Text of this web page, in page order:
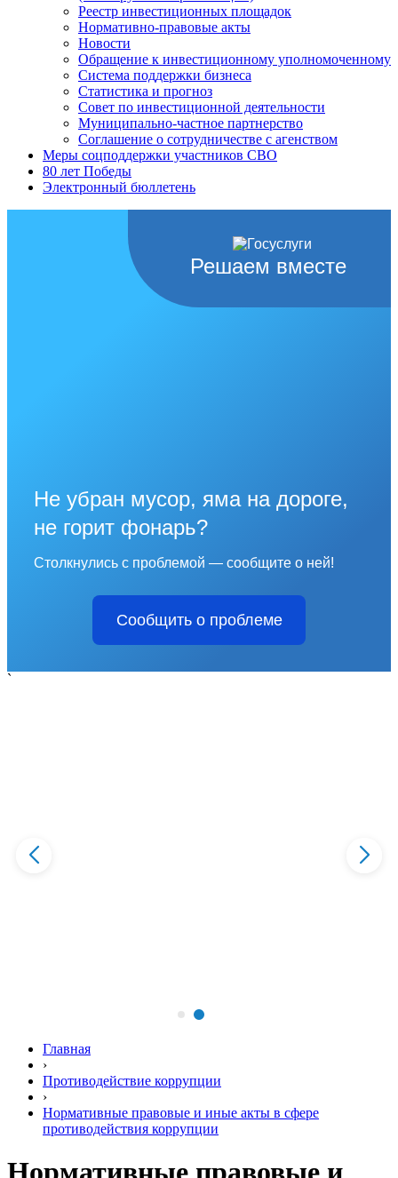
Реестр инвестиционных площадок
Нормативно-правовые акты
Новости
Обращение к инвестиционному уполномоченному
Система поддержки бизнеса
Статистика и прогноз
Совет по инвестиционной деятельности
Муниципально-частное партнерство
Соглашение о сотрудничестве с агенством
Меры соцподдержки участников СВО
80 лет Победы
Электронный бюллетень
Решаем вместе
Не убран мусор, яма на дороге,
не горит фонарь?
Столкнулись с проблемой — сообщите о ней!
Сообщить о проблеме
`
Главная
›
Противодействие коррупции
›
Нормативные правовые и иные акты в сфере
противодействия коррупции